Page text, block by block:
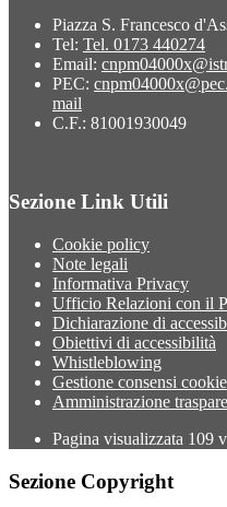
Piazza S. Francesco
Tel: Tel. 0173 440274
Email:
PEC:
mail
C.F.: 81001930049
Sezione Link Utili
Cookie policy
Note legali
Informativa Privacy
Ufficio Relazioni con il
Dichiarazione di
Obiettivi di accessibilità
Whistleblowing
Gestione consensi cookie
Amministrazione
Pagina visualizzata 109
Sezione Copyright